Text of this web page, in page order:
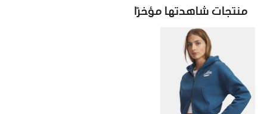
منتجات شاهدتها مؤخرًا